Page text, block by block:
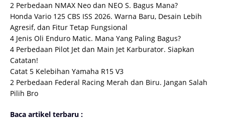
2 Perbedaan NMAX Neo dan NEO S. Bagus Mana?
Honda Vario 125 CBS ISS 2026. Warna Baru, Desain Lebih
Agresif, dan Fitur Tetap Fungsional
4 Jenis Oli Enduro Matic. Mana Yang Paling Bagus?
4 Perbedaan Pilot Jet dan Main Jet Karburator. Siapkan
Catatan!
Catat 5 Kelebihan Yamaha R15 V3
2 Perbedaan Federal Racing Merah dan Biru. Jangan Salah
Pilih Bro
Baca artikel terbaru :